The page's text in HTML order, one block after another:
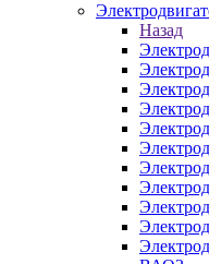
Назад